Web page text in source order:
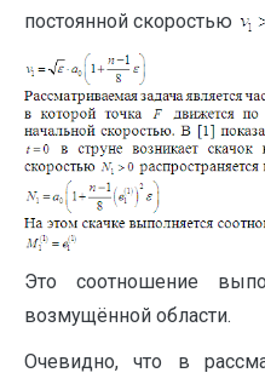
постоянной скоростью
Это соотношение
возмущённой области.
Очевидно, что в